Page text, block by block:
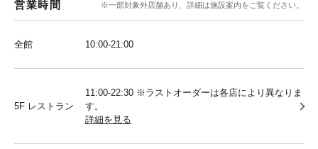
営業時間 ※一部対象外店舗あり、詳細は施設案内をご覧ください。
全館 10:00‐21:00
5F レストラン
11:00-22:30 ※ラストオーダーは各店により異なりま
す。
詳細を見る